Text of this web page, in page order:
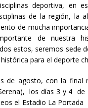
deportiva, en
de la región,
de mucha
de nuestra
estos, seremos sede
para el deporte
de agosto, con la final
los días 3 y 4
el Estadio La